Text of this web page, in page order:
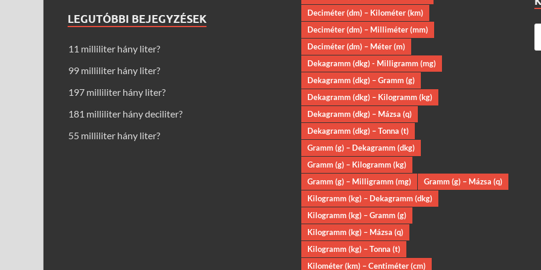
LEGUTÓBBI BEJEGYZÉSEK
11 milliliter hány liter?
99 milliliter hány liter?
197 milliliter hány liter?
181 milliliter hány deciliter?
55 milliliter hány liter?
Deciméter (dm) – Kilométer (km)
Deciméter (dm) – Milliméter (mm)
Deciméter (dm) – Méter (m)
Dekagramm (dkg) - Milligramm (mg)
Dekagramm (dkg) – Gramm (g)
Dekagramm (dkg) – Kilogramm (kg)
Dekagramm (dkg) – Mázsa (q)
Dekagramm (dkg) – Tonna (t)
Gramm (g) – Dekagramm (dkg)
Gramm (g) – Kilogramm (kg)
Gramm (g) – Milligramm (mg)
Gramm (g) – Mázsa (q)
Kilogramm (kg) – Dekagramm (dkg)
Kilogramm (kg) – Gramm (g)
Kilogramm (kg) – Mázsa (q)
Kilogramm (kg) – Tonna (t)
Kilométer (km) – Centiméter (cm)